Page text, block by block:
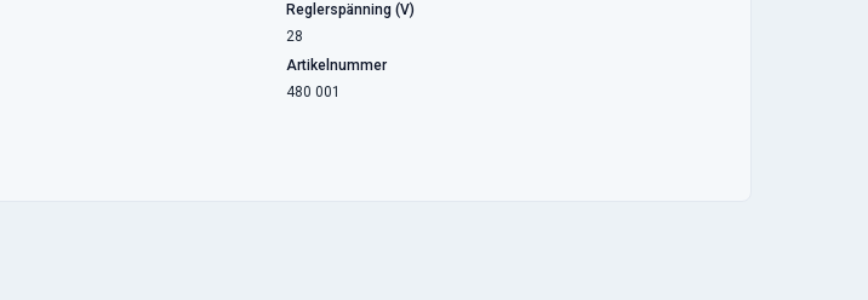
Reglerspänning (V)
28
Artikelnummer
480 001